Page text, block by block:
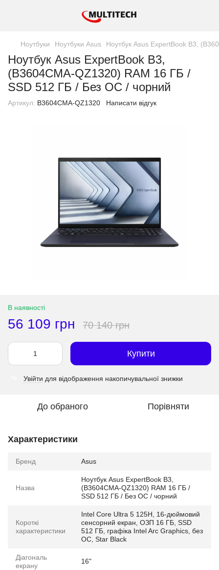
Ноутбуки Ноутбуки Asus Ноутбук Asus ExpertBook B3,
Ноутбук Asus ExpertBook B3,
(B3604CMA-QZ1320) RAM 16 ГБ /
SSD 512 ГБ / Без ОС / чорний
Артикул: B3604CMA-QZ1320 Написати відгук
В наявності
56 109 грн 70 140 грн
Купити
Увійти для відображення накопичувальної знижки
До обраного Порівняти
Характеристики
Бренд Asus
Назва
Ноутбук Asus ExpertBook B3,
(B3604CMA-QZ1320) RAM 16 ГБ /
SSD 512 ГБ / Без ОС / чорний
Короткі
характеристики
Intel Core Ultra 5 125H, 16-дюймовий
сенсорний екран, ОЗП 16 ГБ, SSD
512 ГБ, графіка Intel Arc Graphics, без
ОС, Star Black
Діагональ
екрану
16"